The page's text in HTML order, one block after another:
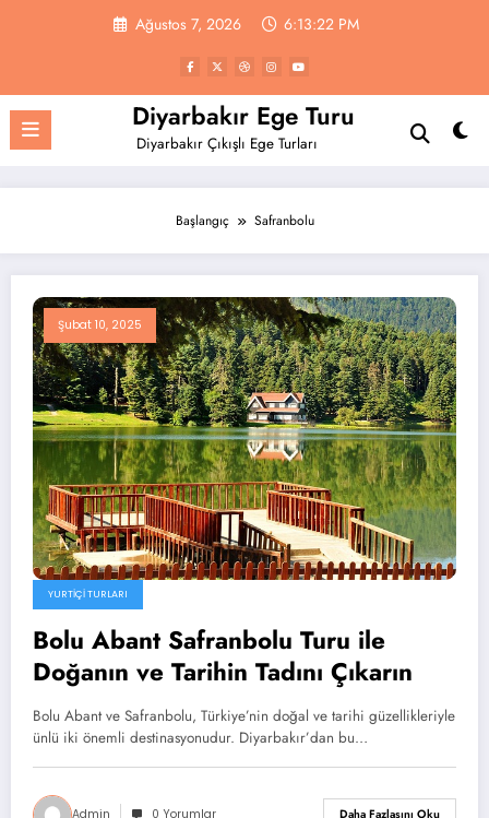
Ağustos 7, 2026 6:13:22 PM
Diyarbakır Ege Turu
Diyarbakır Çıkışlı Ege Turları
Başlangıç Safranbolu
Şubat 10, 2025
YURTIÇI TURLARI
Bolu Abant Safranbolu Turu ile
Doğanın ve Tarihin Tadını Çıkarın
Bolu Abant ve Safranbolu, Türkiye’nin doğal ve tarihi güzellikleriyle
ünlü iki önemli destinasyonudur. Diyarbakır’dan bu…
Admin 0 Yorumlar Daha Fazlasını Oku